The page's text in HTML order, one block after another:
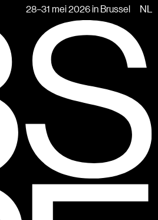
28–31 mei 2026 in Brussel NL